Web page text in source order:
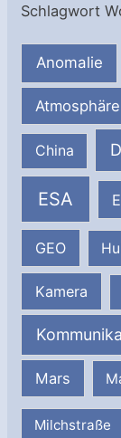
Schlagwort
Anomalie
Atmosphäre
China
ESA
GEO
Kamera
Mars
Milchstraße